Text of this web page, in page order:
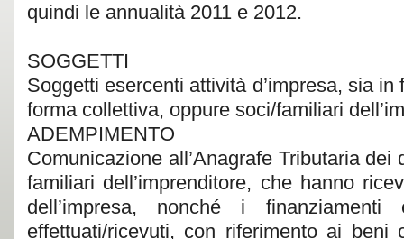
quindi le annualità 2011 e 2012.
SOGGETTI
Soggetti esercenti attività d’impresa, sia
forma collettiva, oppure soci/familiari
ADEMPIMENTO
Comunicazione all’Anagrafe Tributaria
familiari dell’imprenditore, che hanno
dell’impresa, nonché i
effettuati/ricevuti, con riferimento ai beni